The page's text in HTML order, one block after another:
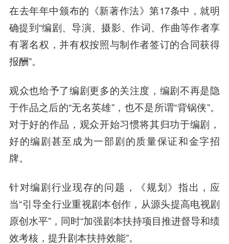
在去年年中颁布的《新著作法》第17条中，就明
确提到“编剧、导演、摄影、作词、作曲等作者享
有署名权，并有权按照与制作者签订的合同获得
报酬”。
观众也给予了编剧更多的关注度，编剧不再是隐
于作品之后的“无名英雄”，也不是所谓“背锅侠”。
对于好的作品，观众开始习惯将其归功于编剧，
好的编剧甚至成为一部剧的质量保证和金字招
牌。
针对编剧行业现存的问题，《规划》指出，应
当“引导全行业重视剧本创作，从源头提高电视剧
原创水平”，同时“加强剧本扶持项目推进督导和绩
效考核，提升剧本扶持效能”。